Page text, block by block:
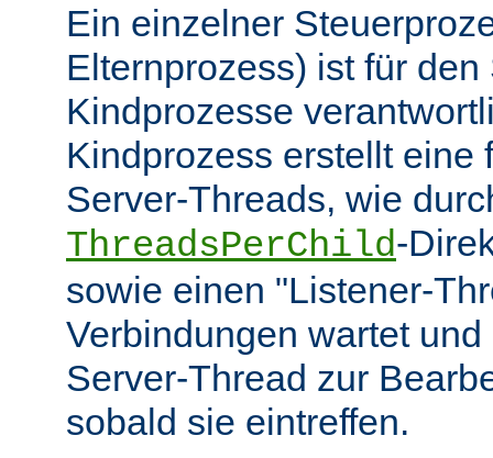
Ein einzelner
Elternprozess) ist für den
Kindprozesse
Kindprozess erstellt eine
Server-Threads, wie
ThreadsPerChild-
sowie einen "Listener-
Verbindungen wartet
Server-Thread zur
sobald sie eintreffen.